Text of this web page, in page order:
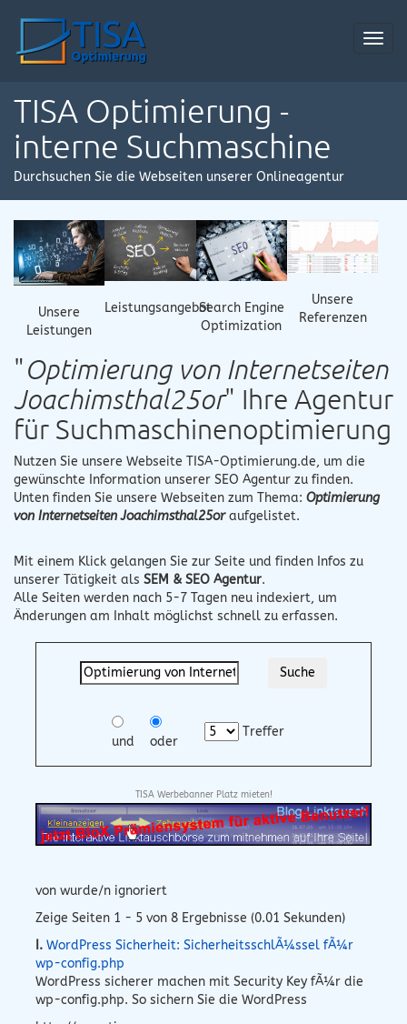
TISA Optimierung -
interne Suchmaschine
Durchsuchen Sie die Webseiten unserer Onlineagentur
Unsere
Leistungen
LeistungsangebotSearch Engine
Optimization
Unsere
Referenzen
"Optimierung von Internetseiten
Joachimsthal25or" Ihre Agentur
für Suchmaschinenoptimierung
Nutzen Sie unsere Webseite TISA-Optimierung.de, um die
gewünschte Information unserer SEO Agentur zu finden.
Unten finden Sie unsere Webseiten zum Thema: Optimierung
von Internetseiten Joachimsthal25oraufgelistet.
Mit einem Klick gelangen Sie zur Seite und finden Infos zu
unserer Tätigkeit als SEM & SEO Agentur.
Alle Seiten werden nach 5-7 Tagen neu indexiert, um
Änderungen am Inhalt möglichst schnell zu erfassen.
und oder
Treffer
TISA Werbebanner Platz mieten!
von wurde/n ignoriert
Zeige Seiten 1 - 5 von 8 Ergebnisse (0.01 Sekunden)
I. WordPress Sicherheit: SicherheitsschlÃ¼ssel fÃ¼r
wp-config.php
WordPress sicherer machen mit Security Key fÃ¼r die
wp-config.php. So sichern Sie die WordPress